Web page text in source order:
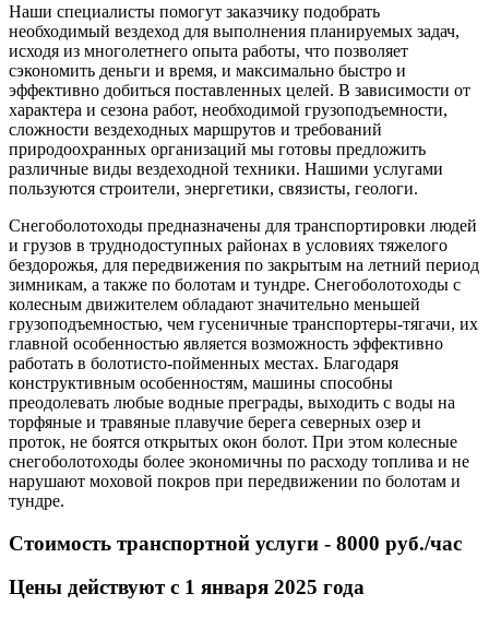
Наши специалисты помогут заказчику подобрать
необходимый вездеход для выполнения планируемых задач,
исходя из многолетнего опыта работы, что позволяет
сэкономить деньги и время, и максимально быстро и
эффективно добиться поставленных целей. В зависимости от
характера и сезона работ, необходимой грузоподъемности,
сложности вездеходных маршрутов и требований
природоохранных организаций мы готовы предложить
различные виды вездеходной техники. Нашими услугами
пользуются строители, энергетики, связисты, геологи.
Снегоболотоходы предназначены для транспортировки людей
и грузов в труднодоступных районах в условиях тяжелого
бездорожья, для передвижения по закрытым на летний период
зимникам, а также по болотам и тундре. Снегоболотоходы с
колесным движителем обладают значительно меньшей
грузоподъемностью, чем гусеничные транспортеры-тягачи, их
главной особенностью является возможность эффективно
работать в болотисто-пойменных местах. Благодаря
конструктивным особенностям, машины способны
преодолевать любые водные преграды, выходить с воды на
торфяные и травяные плавучие берега северных озер и
проток, не боятся открытых окон болот. При этом колесные
снегоболотоходы более экономичны по расходу топлива и не
нарушают моховой покров при передвижении по болотам и
тундре.
Стоимость транспортной услуги - 8000 руб./час
Цены действуют с 1 января 2025 года